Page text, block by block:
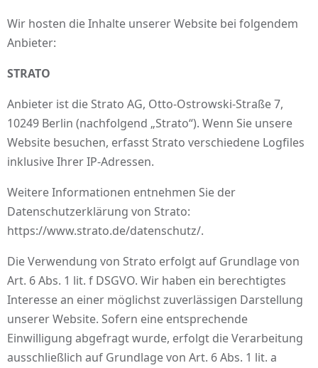
Wir hosten die Inhalte unserer Website bei folgendem
Anbieter:
STRATO
Anbieter ist die Strato AG, Otto-Ostrowski-Straße 7,
10249 Berlin (nachfolgend „Strato“). Wenn Sie unsere
Website besuchen, erfasst Strato verschiedene Logfiles
inklusive Ihrer IP-Adressen.
Weitere Informationen entnehmen Sie der
Datenschutzerklärung von Strato:
https://www.strato.de/datenschutz/.
Die Verwendung von Strato erfolgt auf Grundlage von
Art. 6 Abs. 1 lit. f DSGVO. Wir haben ein berechtigtes
Interesse an einer möglichst zuverlässigen Darstellung
unserer Website. Sofern eine entsprechende
Einwilligung abgefragt wurde, erfolgt die Verarbeitung
ausschließlich auf Grundlage von Art. 6 Abs. 1 lit. a